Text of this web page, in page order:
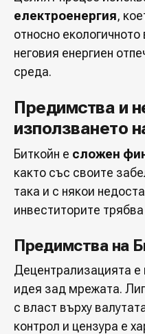
електроенергия,
относно
неговия енергиен
среда.
Предимства и
използването
Биткойн е сложен
както със своите
така и с някои
инвеститорите
Предимства на
Децентрализацията е
идея зад мрежата.
с власт върху
контрол и цензура е